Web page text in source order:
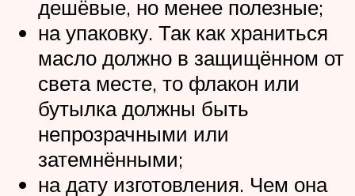
дешёвые, но менее полезные;
на упаковку. Так как храниться
масло должно в защищённом от
света месте, то флакон или
бутылка должны быть
непрозрачными или
затемнёнными;
на дату изготовления. Чем она